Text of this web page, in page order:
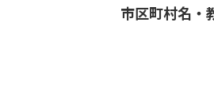
市区町村名・